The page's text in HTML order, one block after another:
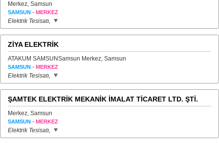
Merkez, Samsun
SAMSUN - MERKEZ
Elektrik Tesisatı,
ZİYA ELEKTRİK
ATAKUM SAMSUNSamsun Merkez, Samsun
SAMSUN - MERKEZ
Elektrik Tesisatı,
ŞAMTEK ELEKTRİK MEKANİK İMALAT TİCARET LTD. ŞTİ.
Merkez, Samsun
SAMSUN - MERKEZ
Elektrik Tesisatı,